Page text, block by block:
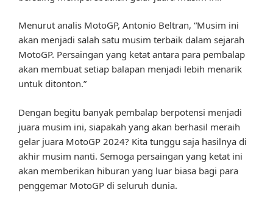
Menurut analis MotoGP, Antonio Beltran, “Musim ini
akan menjadi salah satu musim terbaik dalam sejarah
MotoGP. Persaingan yang ketat antara para pembalap
akan membuat setiap balapan menjadi lebih menarik
untuk ditonton.”
Dengan begitu banyak pembalap berpotensi menjadi
juara musim ini, siapakah yang akan berhasil meraih
gelar juara MotoGP 2024? Kita tunggu saja hasilnya di
akhir musim nanti. Semoga persaingan yang ketat ini
akan memberikan hiburan yang luar biasa bagi para
penggemar MotoGP di seluruh dunia.